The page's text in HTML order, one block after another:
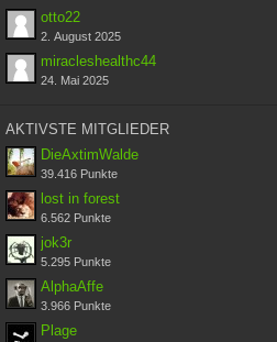
otto22
2. August 2025
miracleshealthc44
24. Mai 2025
AKTIVSTE MITGLIEDER
DieAxtimWalde
39.416 Punkte
lost in forest
6.562 Punkte
jok3r
5.295 Punkte
AlphaAffe
3.966 Punkte
Plage